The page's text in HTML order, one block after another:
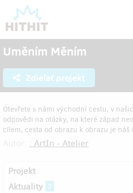
Uměním Měním
Zdieľať projekt
Otevřete s námi východní cestu, v
odpovědi na otázky, na které západ
cílem, cesta od obrazu k obrazu je
: ArtIn - Atelier
Projekt
Aktuality 3